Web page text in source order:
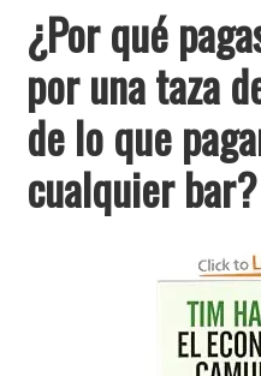
¿Por qué
por una taza
de lo que
cualquier bar?